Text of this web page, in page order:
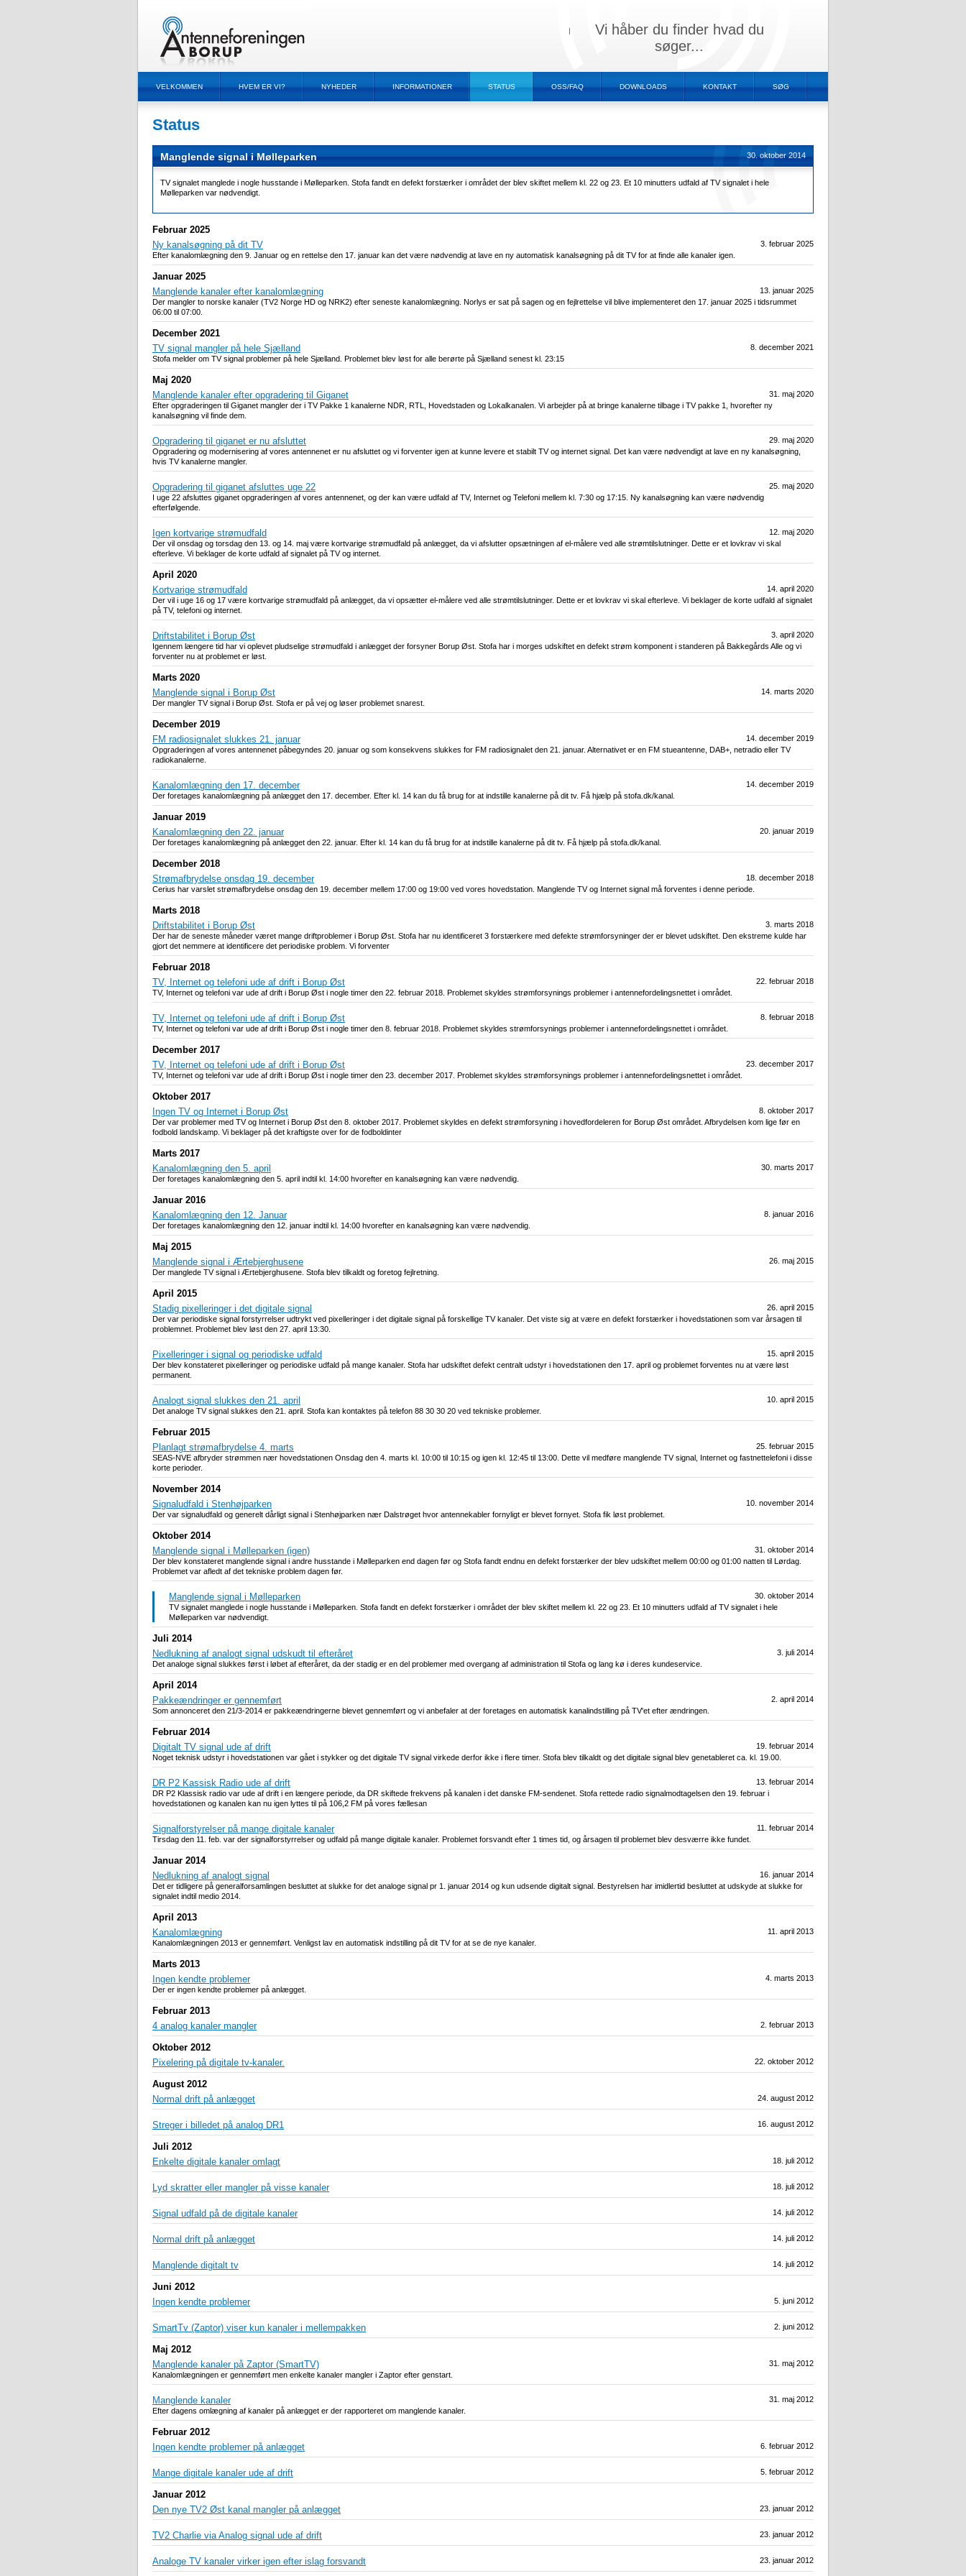
Vi håber du finder hvad du
søger...
VELKOMMEN HVEM ER VI? NYHEDER INFORMATIONER STATUS OSS/FAQ DOWNLOADS KONTAKT SØG
Status
Manglende signal i Mølleparken 30. oktober 2014
TV signalet manglede i nogle husstande i Mølleparken. Stofa fandt en defekt forstærker i området der blev skiftet mellem kl. 22 og 23. Et 10 minutters udfald af TV signalet i hele
Mølleparken var nødvendigt.
Februar 2025
3. februar 2025
Ny kanalsøgning på dit TV
Efter kanalomlægning den 9. Januar og en rettelse den 17. januar kan det være nødvendig at lave en ny automatisk kanalsøgning på dit TV for at finde alle kanaler igen.
Januar 2025
13. januar 2025
Manglende kanaler efter kanalomlægning
Der mangler to norske kanaler (TV2 Norge HD og NRK2) efter seneste kanalomlægning. Norlys er sat på sagen og en fejlrettelse vil blive implementeret den 17. januar 2025 i tidsrummet
06:00 til 07:00.
December 2021
8. december 2021
TV signal mangler på hele Sjælland
Stofa melder om TV signal problemer på hele Sjælland. Problemet blev løst for alle berørte på Sjælland senest kl. 23:15
Maj 2020
31. maj 2020
Manglende kanaler efter opgradering til Giganet
Efter opgraderingen til Giganet mangler der i TV Pakke 1 kanalerne NDR, RTL, Hovedstaden og Lokalkanalen. Vi arbejder på at bringe kanalerne tilbage i TV pakke 1, hvorefter ny
kanalsøgning vil finde dem.
29. maj 2020
Opgradering til giganet er nu afsluttet
Opgradering og modernisering af vores antennenet er nu afsluttet og vi forventer igen at kunne levere et stabilt TV og internet signal. Det kan være nødvendigt at lave en ny kanalsøgning,
hvis TV kanalerne mangler.
25. maj 2020
Opgradering til giganet afsluttes uge 22
I uge 22 afsluttes giganet opgraderingen af vores antennenet, og der kan være udfald af TV, Internet og Telefoni mellem kl. 7:30 og 17:15. Ny kanalsøgning kan være nødvendig
efterfølgende.
12. maj 2020
Igen kortvarige strømudfald
Der vil onsdag og torsdag den 13. og 14. maj være kortvarige strømudfald på anlægget, da vi afslutter opsætningen af el-målere ved alle strømtilslutninger. Dette er et lovkrav vi skal
efterleve. Vi beklager de korte udfald af signalet på TV og internet.
April 2020
14. april 2020
Kortvarige strømudfald
Der vil i uge 16 og 17 være kortvarige strømudfald på anlægget, da vi opsætter el-målere ved alle strømtilslutninger. Dette er et lovkrav vi skal efterleve. Vi beklager de korte udfald af signalet
på TV, telefoni og internet.
3. april 2020
Driftstabilitet i Borup Øst
Igennem længere tid har vi oplevet pludselige strømudfald i anlægget der forsyner Borup Øst. Stofa har i morges udskiftet en defekt strøm komponent i standeren på Bakkegårds Alle og vi
forventer nu at problemet er løst.
Marts 2020
14. marts 2020
Manglende signal i Borup Øst
Der mangler TV signal i Borup Øst. Stofa er på vej og løser problemet snarest.
December 2019
14. december 2019
FM radiosignalet slukkes 21. januar
Opgraderingen af vores antennenet påbegyndes 20. januar og som konsekvens slukkes for FM radiosignalet den 21. januar. Alternativet er en FM stueantenne, DAB+, netradio eller TV
radiokanalerne.
14. december 2019
Kanalomlægning den 17. december
Der foretages kanalomlægning på anlægget den 17. december. Efter kl. 14 kan du få brug for at indstille kanalerne på dit tv. Få hjælp på stofa.dk/kanal.
Januar 2019
20. januar 2019
Kanalomlægning den 22. januar
Der foretages kanalomlægning på anlægget den 22. januar. Efter kl. 14 kan du få brug for at indstille kanalerne på dit tv. Få hjælp på stofa.dk/kanal.
December 2018
18. december 2018
Strømafbrydelse onsdag 19. december
Cerius har varslet strømafbrydelse onsdag den 19. december mellem 17:00 og 19:00 ved vores hovedstation. Manglende TV og Internet signal må forventes i denne periode.
Marts 2018
3. marts 2018
Driftstabilitet i Borup Øst
Der har de seneste måneder været mange driftproblemer i Borup Øst. Stofa har nu identificeret 3 forstærkere med defekte strømforsyninger der er blevet udskiftet. Den ekstreme kulde har
gjort det nemmere at identificere det periodiske problem. Vi forventer
Februar 2018
22. februar 2018
TV, Internet og telefoni ude af drift i Borup Øst
TV, Internet og telefoni var ude af drift i Borup Øst i nogle timer den 22. februar 2018. Problemet skyldes strømforsynings problemer i antennefordelingsnettet i området.
8. februar 2018
TV, Internet og telefoni ude af drift i Borup Øst
TV, Internet og telefoni var ude af drift i Borup Øst i nogle timer den 8. februar 2018. Problemet skyldes strømforsynings problemer i antennefordelingsnettet i området.
December 2017
23. december 2017
TV, Internet og telefoni ude af drift i Borup Øst
TV, Internet og telefoni var ude af drift i Borup Øst i nogle timer den 23. december 2017. Problemet skyldes strømforsynings problemer i antennefordelingsnettet i området.
Oktober 2017
8. oktober 2017
Ingen TV og Internet i Borup Øst
Der var problemer med TV og Internet i Borup Øst den 8. oktober 2017. Problemet skyldes en defekt strømforsyning i hovedfordeleren for Borup Øst området. Afbrydelsen kom lige før en
fodbold landskamp. Vi beklager på det kraftigste over for de fodboldinter
Marts 2017
30. marts 2017
Kanalomlægning den 5. april
Der foretages kanalomlægning den 5. april indtil kl. 14:00 hvorefter en kanalsøgning kan være nødvendig.
Januar 2016
8. januar 2016
Kanalomlægning den 12. Januar
Der foretages kanalomlægning den 12. januar indtil kl. 14:00 hvorefter en kanalsøgning kan være nødvendig.
Maj 2015
26. maj 2015
Manglende signal i Ærtebjerghusene
Der manglede TV signal i Ærtebjerghusene. Stofa blev tilkaldt og foretog fejlretning.
April 2015
26. april 2015
Stadig pixelleringer i det digitale signal
Der var periodiske signal forstyrrelser udtrykt ved pixelleringer i det digitale signal på forskellige TV kanaler. Det viste sig at være en defekt forstærker i hovedstationen som var årsagen til
problemnet. Problemet blev løst den 27. april 13:30.
15. april 2015
Pixelleringer i signal og periodiske udfald
Der blev konstateret pixelleringer og periodiske udfald på mange kanaler. Stofa har udskiftet defekt centralt udstyr i hovedstationen den 17. april og problemet forventes nu at være løst
permanent.
10. april 2015
Analogt signal slukkes den 21. april
Det analoge TV signal slukkes den 21. april. Stofa kan kontaktes på telefon 88 30 30 20 ved tekniske problemer.
Februar 2015
25. februar 2015
Planlagt strømafbrydelse 4. marts
SEAS-NVE afbryder strømmen nær hovedstationen Onsdag den 4. marts kl. 10:00 til 10:15 og igen kl. 12:45 til 13:00. Dette vil medføre manglende TV signal, Internet og fastnettelefoni i disse
korte perioder.
November 2014
10. november 2014
Signaludfald i Stenhøjparken
Der var signaludfald og generelt dårligt signal i Stenhøjparken nær Dalstrøget hvor antennekabler fornyligt er blevet fornyet. Stofa fik løst problemet.
Oktober 2014
31. oktober 2014
Manglende signal i Mølleparken (igen)
Der blev konstateret manglende signal i andre husstande i Mølleparken end dagen før og Stofa fandt endnu en defekt forstærker der blev udskiftet mellem 00:00 og 01:00 natten til Lørdag.
Problemet var afledt af det tekniske problem dagen før.
30. oktober 2014
Manglende signal i Mølleparken
TV signalet manglede i nogle husstande i Mølleparken. Stofa fandt en defekt forstærker i området der blev skiftet mellem kl. 22 og 23. Et 10 minutters udfald af TV signalet i hele
Mølleparken var nødvendigt.
Juli 2014
3. juli 2014
Nedlukning af analogt signal udskudt til efteråret
Det analoge signal slukkes først i løbet af efteråret, da der stadig er en del problemer med overgang af administration til Stofa og lang kø i deres kundeservice.
April 2014
2. april 2014
Pakkeændringer er gennemført
Som annonceret den 21/3-2014 er pakkeændringerne blevet gennemført og vi anbefaler at der foretages en automatisk kanalindstilling på TV'et efter ændringen.
Februar 2014
19. februar 2014
Digitalt TV signal ude af drift
Noget teknisk udstyr i hovedstationen var gået i stykker og det digitale TV signal virkede derfor ikke i flere timer. Stofa blev tilkaldt og det digitale signal blev genetableret ca. kl. 19.00.
13. februar 2014
DR P2 Kassisk Radio ude af drift
DR P2 Klassisk radio var ude af drift i en længere periode, da DR skiftede frekvens på kanalen i det danske FM-sendenet. Stofa rettede radio signalmodtagelsen den 19. februar i
hovedstationen og kanalen kan nu igen lyttes til på 106,2 FM på vores fællesan
11. februar 2014
Signalforstyrelser på mange digitale kanaler
Tirsdag den 11. feb. var der signalforstyrrelser og udfald på mange digitale kanaler. Problemet forsvandt efter 1 times tid, og årsagen til problemet blev desværre ikke fundet.
Januar 2014
16. januar 2014
Nedlukning af analogt signal
Det er tidligere på generalforsamlingen besluttet at slukke for det analoge signal pr 1. januar 2014 og kun udsende digitalt signal. Bestyrelsen har imidlertid besluttet at udskyde at slukke for
signalet indtil medio 2014.
April 2013
11. april 2013
Kanalomlægning
Kanalomlægningen 2013 er gennemført. Venligst lav en automatisk indstilling på dit TV for at se de nye kanaler.
Marts 2013
4. marts 2013
Ingen kendte problemer
Der er ingen kendte problemer på anlægget.
Februar 2013
2. februar 2013
4 analog kanaler mangler
Oktober 2012
22. oktober 2012
Pixelering på digitale tv-kanaler.
August 2012
24. august 2012
Normal drift på anlægget
16. august 2012
Streger i billedet på analog DR1
Juli 2012
18. juli 2012
Enkelte digitale kanaler omlagt
18. juli 2012
Lyd skratter eller mangler på visse kanaler
14. juli 2012
Signal udfald på de digitale kanaler
14. juli 2012
Normal drift på anlægget
14. juli 2012
Manglende digitalt tv
Juni 2012
5. juni 2012
Ingen kendte problemer
2. juni 2012
SmartTv (Zaptor) viser kun kanaler i mellempakken
Maj 2012
31. maj 2012
Manglende kanaler på Zaptor (SmartTV)
Kanalomlægningen er gennemført men enkelte kanaler mangler i Zaptor efter genstart.
31. maj 2012
Manglende kanaler
Efter dagens omlægning af kanaler på anlægget er der rapporteret om manglende kanaler.
Februar 2012
6. februar 2012
Ingen kendte problemer på anlægget
5. februar 2012
Mange digitale kanaler ude af drift
Januar 2012
23. januar 2012
Den nye TV2 Øst kanal mangler på anlægget
23. januar 2012
TV2 Charlie via Analog signal ude af drift
23. januar 2012
Analoge TV kanaler virker igen efter islag forsvandt